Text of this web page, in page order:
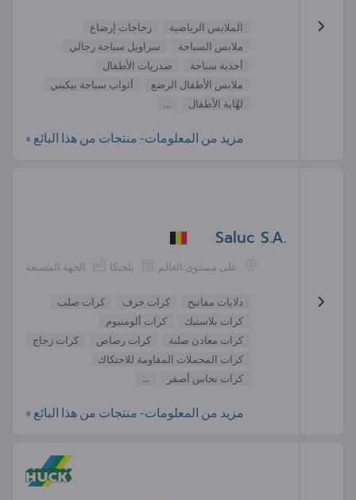
الملابس الرياضية
زجاجات إرضاع
ملابس السباحة
سراويل سباحة رجالي
أحذية سباحة
صدريات الأطفال
ملابس الأطفال الرضع
أثواب سباحة بيكيني
لهَّاية الأطفال
...
مزيد من المعلومات- منتجات من هذا البائع »
Saluc S.A.
الجهة المصنعة بلجيكا على مستوى العالم
دلايات مفاتيح كرات خزف
كرات صلب
كرات بلاستيك
كرات ألومنيوم
كرات معادن صلبة
كرات رصاص
كرات زجاج
كرات المحملات المقاومة للاحتكاك
كرات نحاس أصفر
...
مزيد من المعلومات- منتجات من هذا البائع »